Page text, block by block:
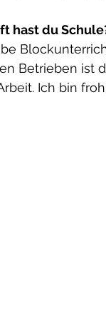
hast du
Betrieben ist
Ich bin